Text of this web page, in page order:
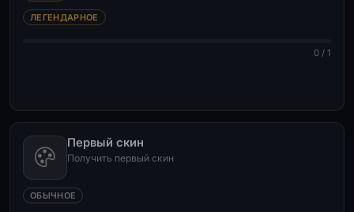
ЛЕГЕНДАРНОЕ
0 / 1
Первый скин
Получить первый скин
ОБЫЧНОЕ